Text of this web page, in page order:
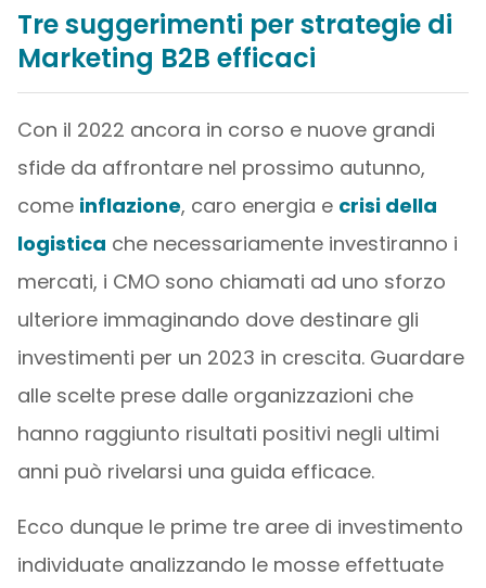
Tre suggerimenti per strategie di
Marketing B2B efficaci
Con il 2022 ancora in corso e nuove grandi
sfide da affrontare nel prossimo autunno,
come inflazione, caro energia e crisi della
logistica che necessariamente investiranno i
mercati, i CMO sono chiamati ad uno sforzo
ulteriore immaginando dove destinare gli
investimenti per un 2023 in crescita. Guardare
alle scelte prese dalle organizzazioni che
hanno raggiunto risultati positivi negli ultimi
anni può rivelarsi una guida efficace.
Ecco dunque le prime tre aree di investimento
individuate analizzando le mosse effettuate